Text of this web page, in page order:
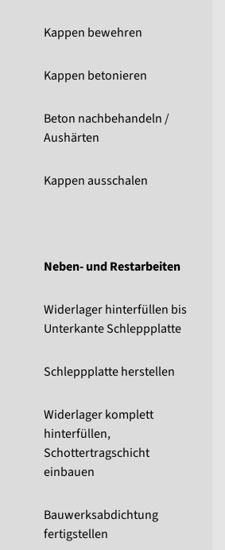
Kappen bewehren
Kappen betonieren
Beton nachbehandeln /
Aushärten
Kappen ausschalen
Neben- und Restarbeiten
Widerlager hinterfüllen bis
Unterkante Schleppplatte
Schleppplatte herstellen
Widerlager komplett
hinterfüllen,
Schottertragschicht
einbauen
Bauwerksabdichtung
fertigstellen